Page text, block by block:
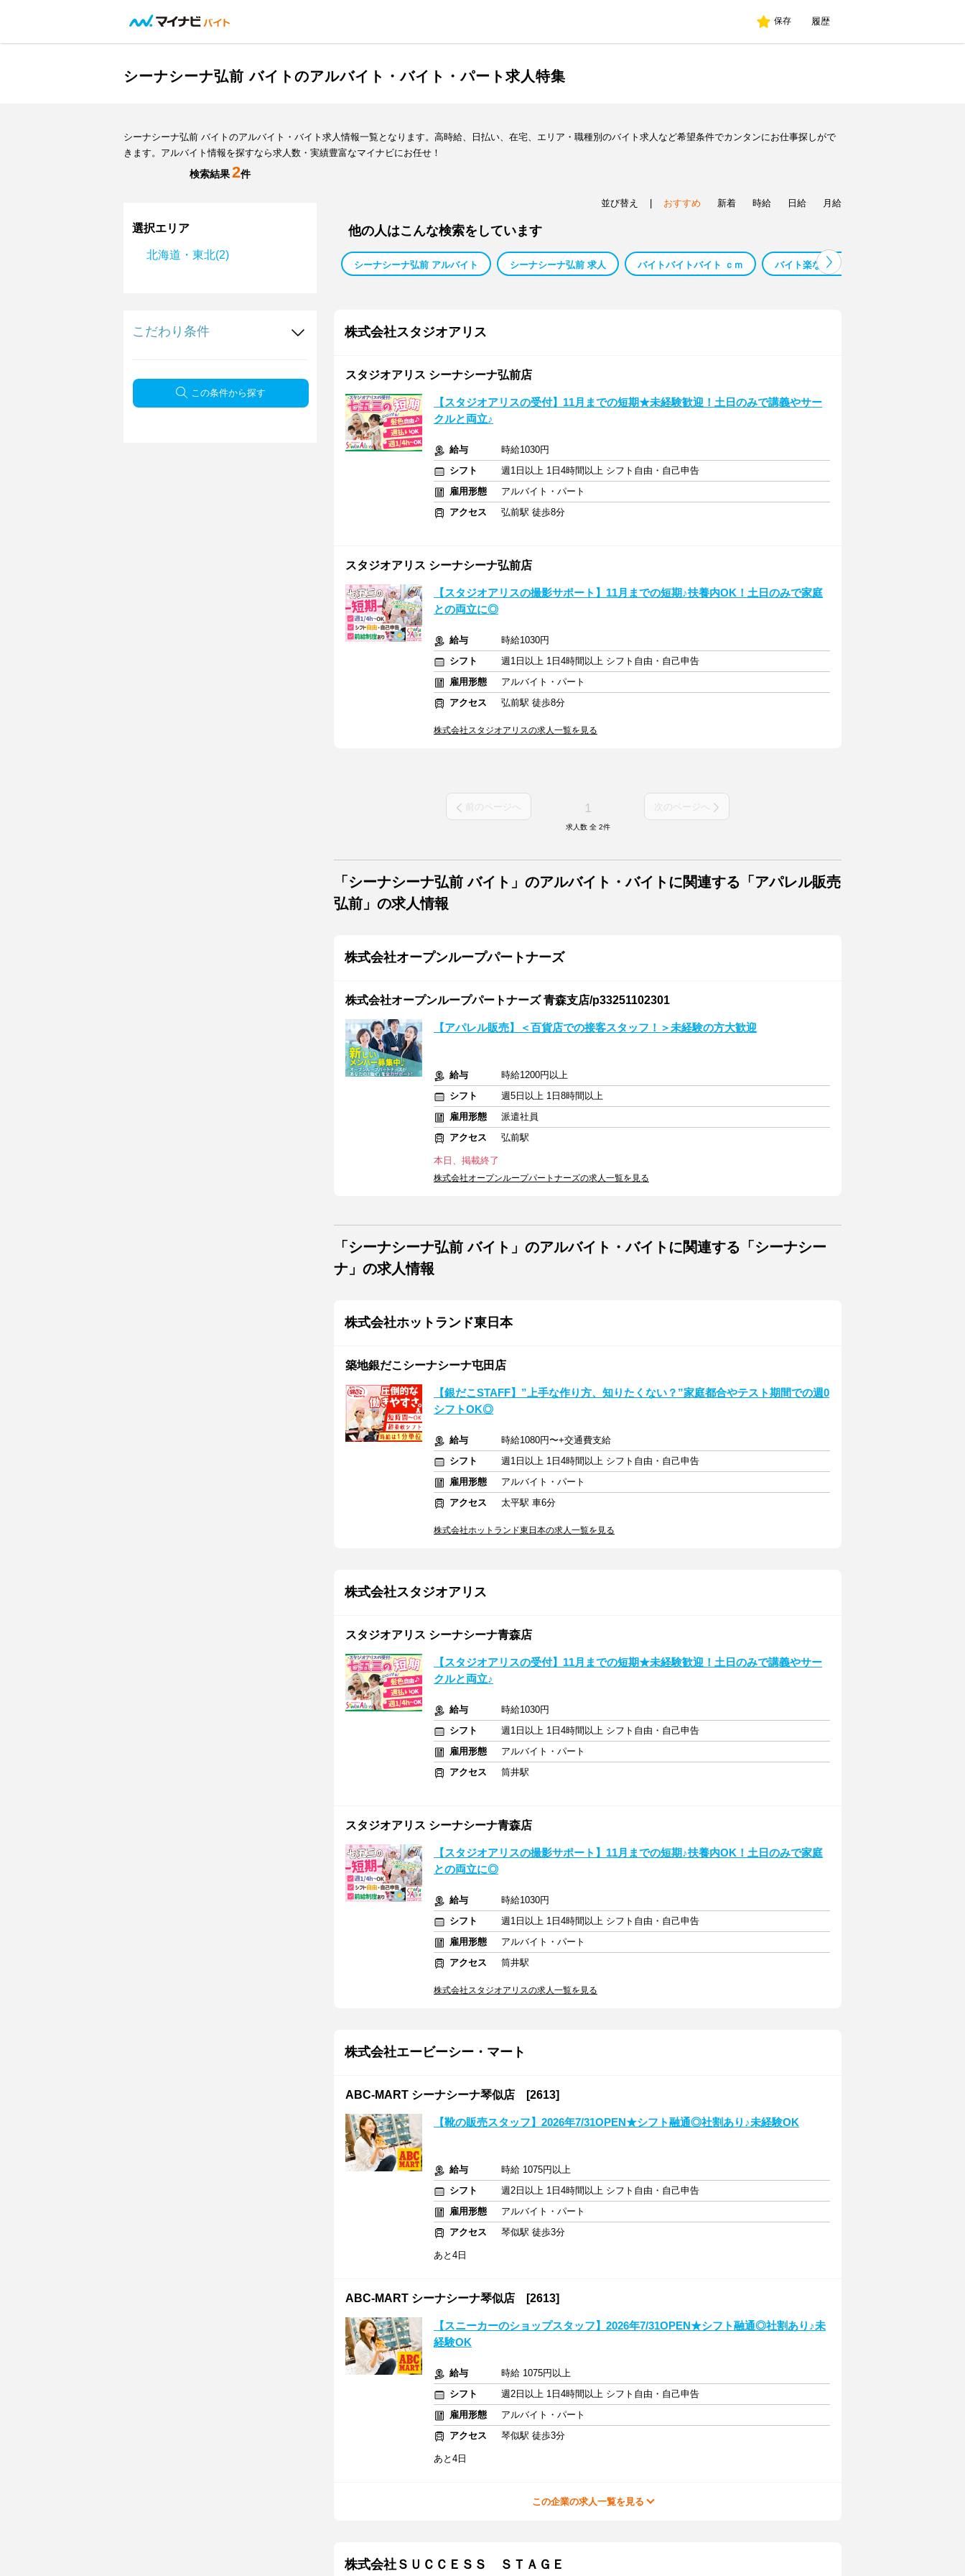
保存 履歴
シーナシーナ弘前 バイトのアルバイト・バイト・パート求人特集
シーナシーナ弘前 バイトのアルバイト・バイト求人情報一覧となります。高時給、日払い、在宅、エリア・職種別のバイト求人など希望条件でカンタンにお仕事探しがで
きます。アルバイト情報を探すなら求人数・実績豊富なマイナビにお任せ！
検索結果2件
選択エリア
北海道・東北(2)
こだわり条件
この条件から探す
並び替え おすすめ 新着 時給 日給 月給
他の人はこんな検索をしています
シーナシーナ弘前 アルバイト シーナシーナ弘前 求人 バイトバイトバイト ｃｍ バイト楽なバイト
株式会社スタジオアリス
スタジオアリス シーナシーナ弘前店
【スタジオアリスの受付】11月までの短期★未経験歓迎！土日のみで講義やサー
クルと両立♪
給与
時給1030円
シフト
週1日以上 1日4時間以上 シフト自由・自己申告
雇用形態
アルバイト・パート
アクセス
弘前駅 徒歩8分
スタジオアリス シーナシーナ弘前店
【スタジオアリスの撮影サポート】11月までの短期♪扶養内OK！土日のみで家庭
との両立に◎
給与
時給1030円
シフト
週1日以上 1日4時間以上 シフト自由・自己申告
雇用形態
アルバイト・パート
アクセス
弘前駅 徒歩8分
株式会社スタジオアリスの求人一覧を見る
前のページへ 1 次のページへ
求人数 全 2件
「シーナシーナ弘前 バイト」のアルバイト・バイトに関連する「アパレル販売
弘前」の求人情報
株式会社オープンループパートナーズ
株式会社オープンループパートナーズ 青森支店/p33251102301
【アパレル販売】＜百貨店での接客スタッフ！＞未経験の方大歓迎
給与
時給1200円以上
シフト
週5日以上 1日8時間以上
雇用形態
派遣社員
アクセス
弘前駅
本日、掲載終了
株式会社オープンループパートナーズの求人一覧を見る
「シーナシーナ弘前 バイト」のアルバイト・バイトに関連する「シーナシー
ナ」の求人情報
株式会社ホットランド東日本
築地銀だこシーナシーナ屯田店
【銀だこSTAFF】”上手な作り方、知りたくない？”家庭都合やテスト期間での週0
シフトOK◎
給与
時給1080円〜+交通費支給
シフト
週1日以上 1日4時間以上 シフト自由・自己申告
雇用形態
アルバイト・パート
アクセス
太平駅 車6分
株式会社ホットランド東日本の求人一覧を見る
株式会社スタジオアリス
スタジオアリス シーナシーナ青森店
【スタジオアリスの受付】11月までの短期★未経験歓迎！土日のみで講義やサー
クルと両立♪
給与
時給1030円
シフト
週1日以上 1日4時間以上 シフト自由・自己申告
雇用形態
アルバイト・パート
アクセス
筒井駅
スタジオアリス シーナシーナ青森店
【スタジオアリスの撮影サポート】11月までの短期♪扶養内OK！土日のみで家庭
との両立に◎
給与
時給1030円
シフト
週1日以上 1日4時間以上 シフト自由・自己申告
雇用形態
アルバイト・パート
アクセス
筒井駅
株式会社スタジオアリスの求人一覧を見る
株式会社エービーシー・マート
ABC-MART シーナシーナ琴似店 [2613]
【靴の販売スタッフ】2026年7/31OPEN★シフト融通◎社割あり♪未経験OK
給与
時給 1075円以上
シフト
週2日以上 1日4時間以上 シフト自由・自己申告
雇用形態
アルバイト・パート
アクセス
琴似駅 徒歩3分
あと4日
ABC-MART シーナシーナ琴似店 [2613]
【スニーカーのショップスタッフ】2026年7/31OPEN★シフト融通◎社割あり♪未
経験OK
給与
時給 1075円以上
シフト
週2日以上 1日4時間以上 シフト自由・自己申告
雇用形態
アルバイト・パート
アクセス
琴似駅 徒歩3分
あと4日
この企業の求人一覧を見る
株式会社ＳＵＣＣＥＳＳ ＳＴＡＧＥ